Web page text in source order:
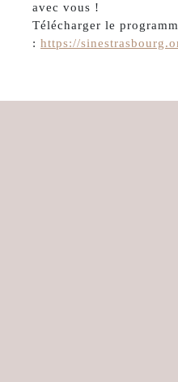
avec vous !
Télécharger le
: https://